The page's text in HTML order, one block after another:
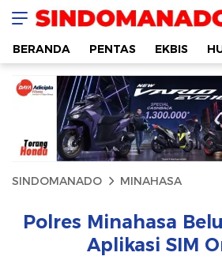
SINDOMANADO
Informatif dan Edukatif
BERANDA PENTAS EKBIS
SINDOMANADO MINAHASA
Polres Minahasa
Aplikasi SIM